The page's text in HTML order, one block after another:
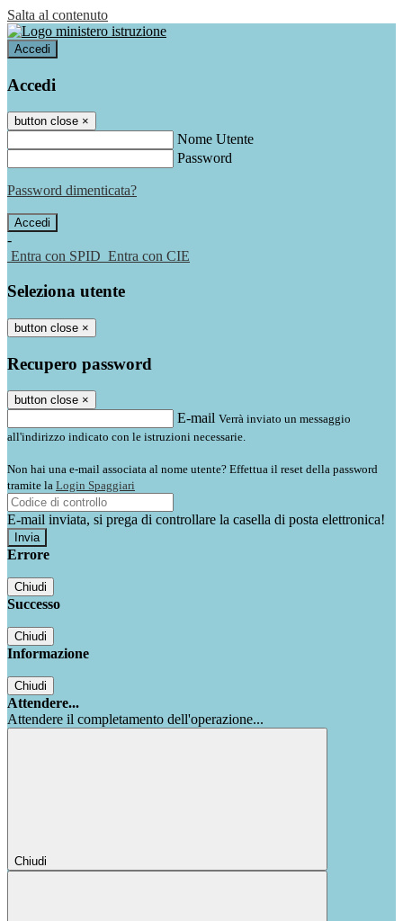
Salta al contenuto
Accedi
Accedi
button close ×
Nome Utente
Password
Password dimenticata?
-
Entra con SPID Entra con CIE
Seleziona utente
button close ×
Recupero password
button close ×
E-mail Verrà inviato un messaggio
all'indirizzo indicato con le istruzioni necessarie.
Non hai una e-mail associata al nome utente? Effettua il reset della password
tramite la Login Spaggiari
E-mail inviata, si prega di controllare la casella di posta elettronica!
Errore
Chiudi
Successo
Chiudi
Informazione
Chiudi
Attendere...
Attendere il completamento dell'operazione...
Chiudi